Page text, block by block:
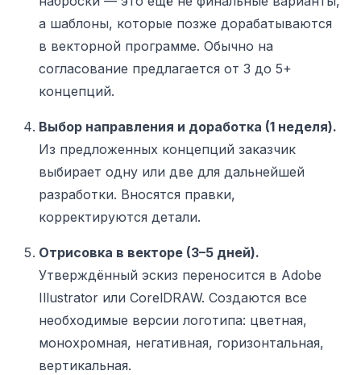
а шаблоны, которые позже дорабатываются
в векторной программе. Обычно на
согласование предлагается от 3 до 5+
концепций.
Выбор направления и доработка (1 неделя).
Из предложенных концепций заказчик
выбирает одну или две для дальнейшей
разработки. Вносятся правки,
корректируются детали.
Отрисовка в векторе (3–5 дней).
Утверждённый эскиз переносится в Adobe
Illustrator или CorelDRAW. Создаются все
необходимые версии логотипа: цветная,
монохромная, негативная, горизонтальная,
вертикальная.